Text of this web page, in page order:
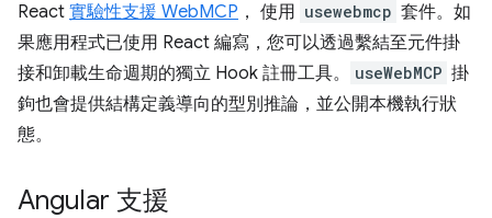
React 實驗性支援 WebMCP ， 使用 usewebmcp 套件。如
果應用程式已使用 React 編寫，您可以透過繫結至元件掛
接和卸載生命週期的獨立 Hook 註冊工具。
useWebMCP 掛
鉤也會提供結構定義導向的型別推論，並公開本機執行狀
態。
Angular 支援